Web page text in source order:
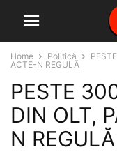
Home Politică
ACTE-N REGULĂ
PESTE
DIN OLT,
N REGULĂ